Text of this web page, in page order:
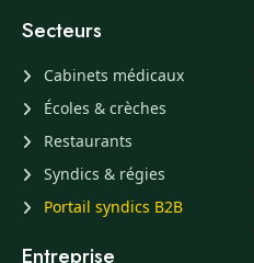
Secteurs
Cabinets médicaux
Écoles & crèches
Restaurants
Syndics & régies
Portail syndics B2B
Entreprise